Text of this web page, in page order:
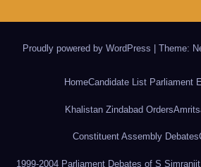
Proudly powered by WordPress | Theme:
HomeCandidate List Parliament
Khalistan Zindabad Orders
Constituent Assembly Debates
1999-2004 Parliament Debates of S